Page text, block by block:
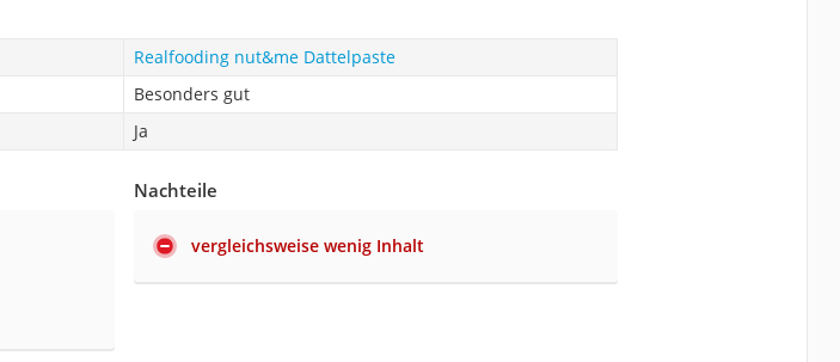
Realfooding nut&me Dattelpaste
Besonders gut
Ja
Nachteile
vergleichsweise wenig Inhalt